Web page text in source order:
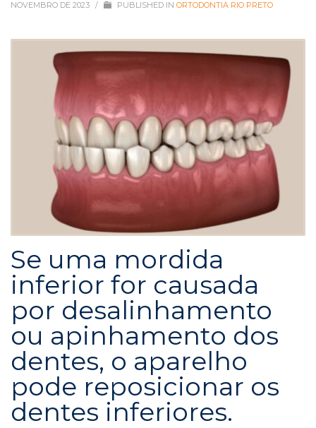
NOVEMBRO DE 2023 / PUBLISHED IN ORTODONTIA RIO PRETO
Se uma mordida
inferior for causada
por desalinhamento
ou apinhamento dos
dentes, o aparelho
pode reposicionar os
dentes inferiores.